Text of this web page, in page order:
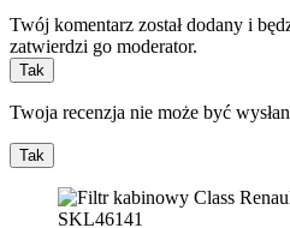
Twój komentarz został dodany i
zatwierdzi go moderator.
Tak
Twoja recenzja nie może być
Tak